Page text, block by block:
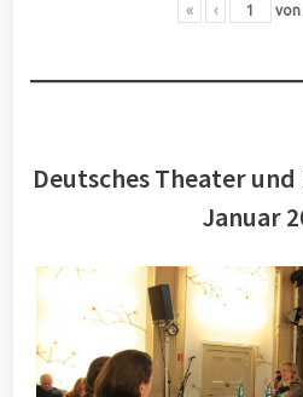
« ‹ von
Deutsches Theater
Januar